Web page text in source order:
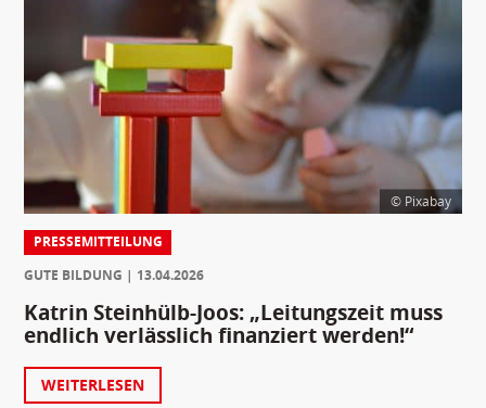
© Pixabay
PRESSEMITTEILUNG
GUTE BILDUNG
13.04.2026
Katrin Steinhülb-Joos: „Leitungszeit muss
endlich verlässlich finanziert werden!“
WEITERLESEN